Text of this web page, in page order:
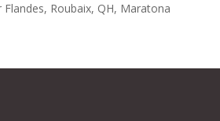
Roubaix, QH, Maratona